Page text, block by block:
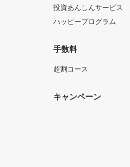
投資あんしんサービス
ハッピープログラム
手数料
超割コース
キャンペーン